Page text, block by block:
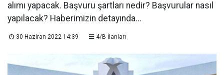
alımı yapacak. Başvuru şartları nedir? Başvurular nasıl
yapılacak? Haberimizin detayında...
30 Haziran 2022 14:39 4/B İlanları